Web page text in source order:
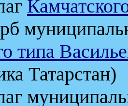
типа
Татарстан)